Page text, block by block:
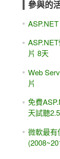
參與的
片 8天
Web
片
免費
天試聽
微軟最有